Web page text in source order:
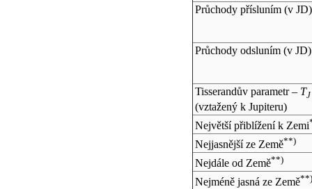
Průchody přísluním (v JD)
Průchody odsluním (v JD)
Tisserandův parametr – TJ
(vztažený k Jupiteru)
Největší přiblížení k Zemi
Nejjasnější ze Země**)
Nejdále od Země**)
Nejméně jasná ze Země**)